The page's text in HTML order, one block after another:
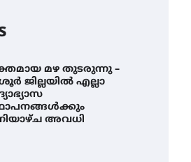
മഴ തുടരുന്നു –
ജില്ലയിൽ എല്ലാ
അവധി